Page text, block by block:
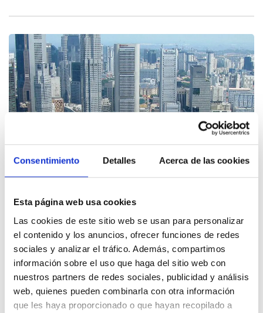
Consentimiento Detalles Acerca de las cookies
Esta página web usa cookies
Las cookies de este sitio web se usan para personalizar
el contenido y los anuncios, ofrecer funciones de redes
sociales y analizar el tráfico. Además, compartimos
información sobre el uso que haga del sitio web con
nuestros partners de redes sociales, publicidad y análisis
web, quienes pueden combinarla con otra información
que les haya proporcionado o que hayan recopilado a
ENVIRA sostenible suministra un analizador
multiparamétrico a APAQ Group de Singapur
Publicado en 10 febrero, 2016
Corporativas
La ciudad-estado de Singapur es un referente en Asia-
Pacífico en innovación tecnológica, siendo uno de los
estados con mayor renta per cápita del mundo, por lo
que este suministro supone un importante hito en la
internacionalización de nuestra empresa.